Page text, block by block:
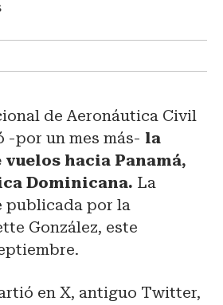
de Aeronáutica Civil
-por un mes más- la
hacia Panamá,
Dominicana. La
publicada por la
González, este
en X, antiguo Twitter,